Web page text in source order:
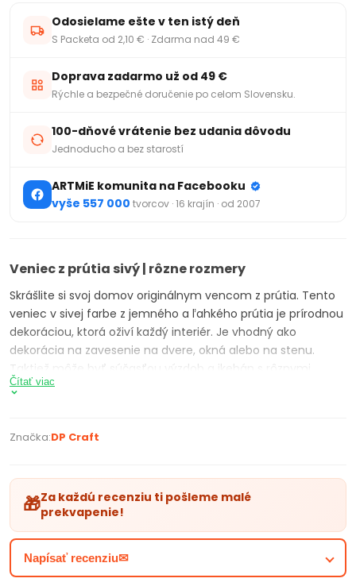
Odosielame ešte v ten istý deň
S Packeta od 2,10 € · Zdarma nad 49 €
Doprava zadarmo už od 49 €
Rýchle a bezpečné doručenie po celom Slovensku.
100-dňové vrátenie bez udania dôvodu
Jednoducho a bez starostí
ARTMiE komunita na Facebooku
vyše 557 000 tvorcov · 16 krajín · od 2007
Veniec z prútia sivý | rôzne rozmery
Skrášlite si svoj domov originálnym vencom z prútia. Tento
veniec v sivej farbe z jemného a ľahkého prútia je prírodnou
dekoráciou, ktorá oživí každý interiér. Je vhodný ako
dekorácia na zavesenie na dvere, okná alebo na stenu.
Taktiež môže byť súčasťou výzdob a ikebán s rôznymi
motívmi – Vianoce, Veľká noc, svadba, oslava a pod. Veniec
veľkonočné a pod.), floristika, maľovanie, lepením ozdôb a
Parametre produktu
veniec z prútia na dekorovanie a aranžovanie
Čítať viac
Značka:DP Craft
🎁Za každú recenziu ti pošleme malé
prekvapenie!
Napísať recenziu✉